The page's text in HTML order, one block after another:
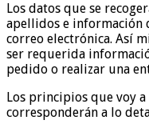
Los datos que se
apellidos e información
correo electrónica. Así
ser requerida
pedido o realizar una
Los principios que voy
corresponderán a lo